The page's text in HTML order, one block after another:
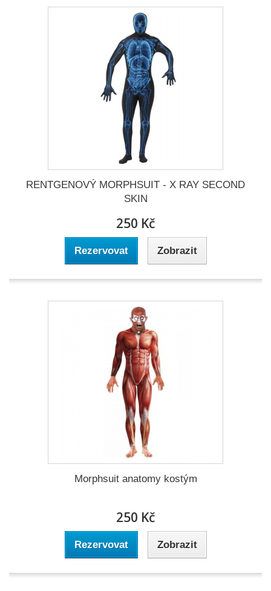
RENTGENOVÝ MORPHSUIT - X RAY SECOND
SKIN
250 Kč
Rezervovat Zobrazit
Morphsuit anatomy kostým
250 Kč
Rezervovat Zobrazit